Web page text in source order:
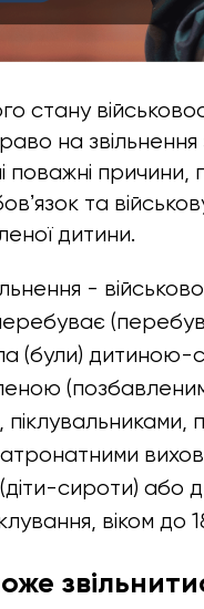
стану
на
поважні
та
дитини.
-
(були)
сироти) або
віком до